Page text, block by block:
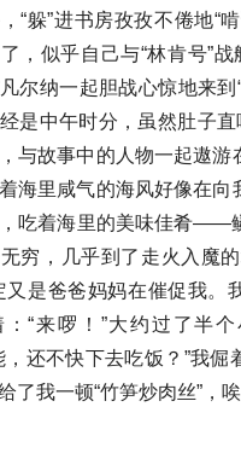
“躲”进书房孜孜不倦地“
，似乎自己与“林肯号”战
尔纳一起胆战心惊地来
是中午时分，虽然肚子直
与故事中的人物一起遨游
海里咸气的海风好像在向
吃着海里的美味佳肴——
穷，几乎到了走火入魔
又是爸爸妈妈在催促我。
：“来啰！”大约过了半
，还不快下去吃饭？”我倔
了我一顿“竹笋炒肉丝”，唉